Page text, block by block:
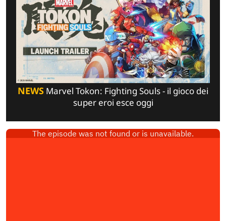
NEWS Marvel Tokon: Fighting Souls - il gioco dei
super eroi esce oggi